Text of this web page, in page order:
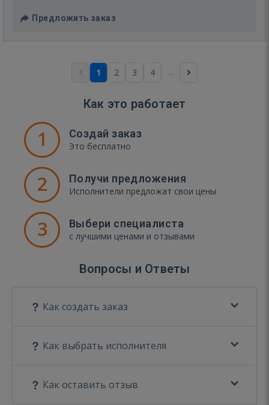
Предложить заказ
1 2 3 4 ...
Как это работает
1 Создай заказ
Это бесплатно
2 Получи предложения
Исполнители предложат свои цены
3 Выбери специалиста
с лучшими ценами и отзывами
Вопросы и Ответы
Как создать заказ
Как выбрать исполнителя
Как оставить отзыв